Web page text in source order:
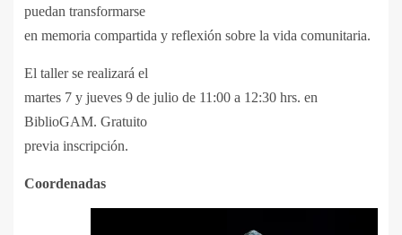
puedan transformarse
en memoria compartida y reflexión sobre la vida comunitaria.
El taller se realizará el
martes 7 y jueves 9 de julio de 11:00 a 12:30 hrs. en
BiblioGAM. Gratuito
previa inscripción.
Coordenadas